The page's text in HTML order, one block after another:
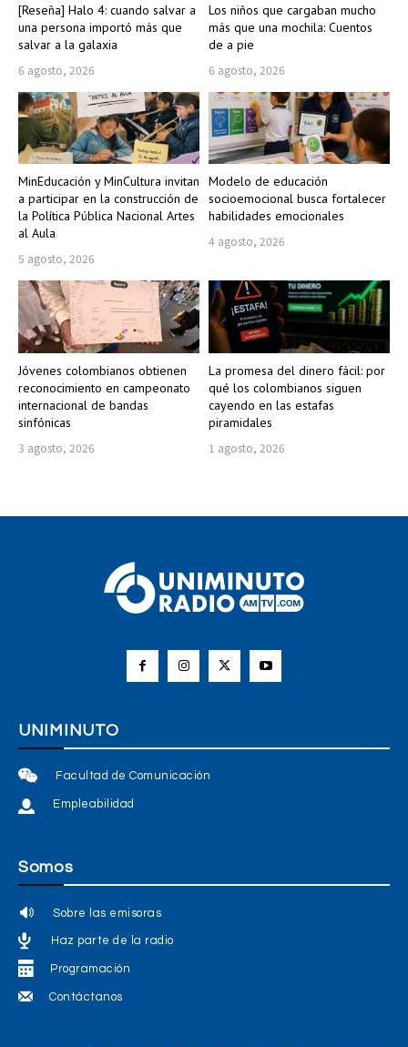
[Reseña] Halo 4: cuando salvar a
una persona importó más que
salvar a la galaxia
6 agosto, 2026
Los niños que cargaban mucho
más que una mochila: Cuentos
de a pie
6 agosto, 2026
MinEducación y MinCultura invitan
a participar en la construcción de
la Política Pública Nacional Artes
al Aula
5 agosto, 2026
Modelo de educación
socioemocional busca fortalecer
habilidades emocionales
4 agosto, 2026
Jóvenes colombianos obtienen
reconocimiento en campeonato
internacional de bandas
sinfónicas
3 agosto, 2026
La promesa del dinero fácil: por
qué los colombianos siguen
cayendo en las estafas
piramidales
1 agosto, 2026
UNIMINUTO
Facultad de Comunicación
Empleabilidad
Somos
Sobre las emisoras
Haz parte de la radio
Programación
Contáctanos